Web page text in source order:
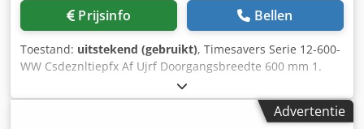
Prijsinfo Bellen
Toestand: uitstekend (gebruikt), Timesavers Serie 12-600-
WW Csdeznltiepfx Af Ujrf Doorgangsbreedte 600 mm 1.
Station: schuurband, voorbereidend schuren, verwijderen
van lasnaden en hoge bramen. 2. Station:
Advertentie